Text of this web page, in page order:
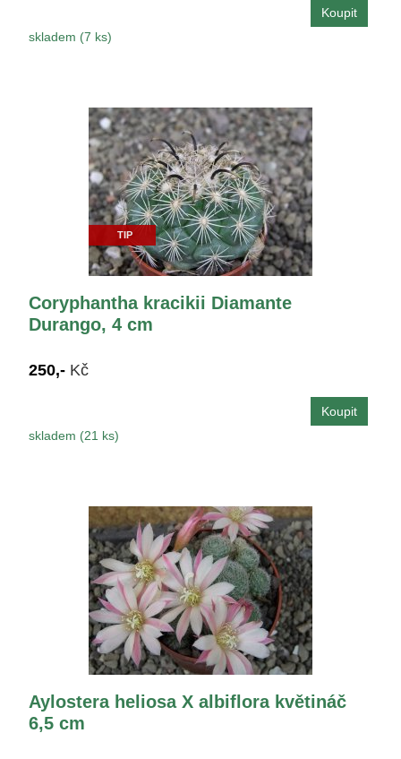
skladem (7 ks)
TIP
Coryphantha kracikii Diamante
Durango, 4 cm
250,- Kč
skladem (21 ks)
Aylostera heliosa X albiflora květináč
6,5 cm